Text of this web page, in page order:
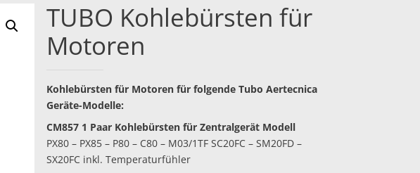
TUBO Kohlebürsten für
Motoren
Kohlebürsten für Motoren für folgende Tubo Aertecnica
Geräte-Modelle:
CM857 1 Paar ­Kohlebürsten für Zentralgerät Modell
PX80 – PX85 – P80 – C80 – M03/1TF SC20FC – SM20FD –
SX20FC inkl. Temperaturfühler